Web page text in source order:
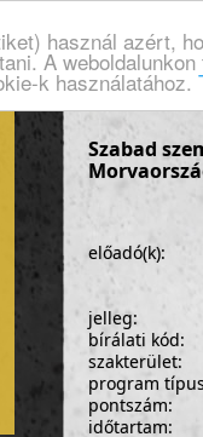
használ azért,
A
k használatához.
Szabad
előadó(k):
jelleg:
bírálati kód:
szakterület:
program
pontszám:
időtartam: